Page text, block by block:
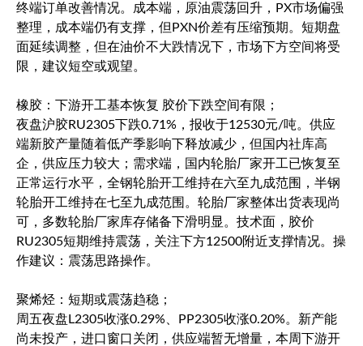
终端订单改善情况。成本端，原油震荡回升，PX市场偏强
整理，成本端仍有支撑，但PXN价差有压缩预期。短期盘
面延续调整，但在油价不大跌情况下，市场下方空间将受
限，建议短空或观望。
橡胶：下游开工基本恢复 胶价下跌空间有限；
夜盘沪胶RU2305下跌0.71%，报收于12530元/吨。供应
端新胶产量随着低产季影响下释放减少，但国内社库高
企，供应压力较大；需求端，国内轮胎厂家开工已恢复至
正常运行水平，全钢轮胎开工维持在六至九成范围，半钢
轮胎开工维持在七至九成范围。轮胎厂家整体出货表现尚
可，多数轮胎厂家库存储备下滑明显。技术面，胶价
RU2305短期维持震荡，关注下方12500附近支撑情况。操
作建议：震荡思路操作。
聚烯烃：短期或震荡趋稳；
周五夜盘L2305收涨0.29%、PP2305收涨0.20%。新产能
尚未投产，进口窗口关闭，供应端暂无增量，本周下游开